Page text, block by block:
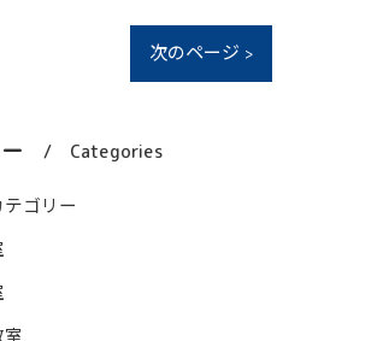
次のページ >
Categories
ゴリー